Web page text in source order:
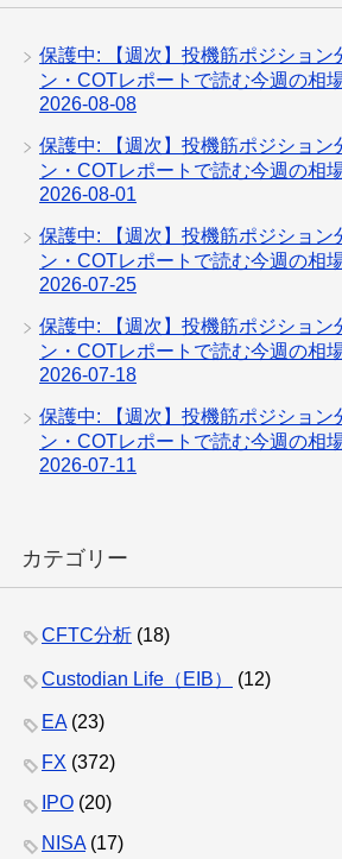
保護中: 【週次】投機筋ポジション
ン・COTレポートで読む今週の相
2026-08-08
保護中: 【週次】投機筋ポジション
ン・COTレポートで読む今週の相
2026-08-01
保護中: 【週次】投機筋ポジション
ン・COTレポートで読む今週の相
2026-07-25
保護中: 【週次】投機筋ポジション
ン・COTレポートで読む今週の相
2026-07-18
保護中: 【週次】投機筋ポジション
ン・COTレポートで読む今週の相
2026-07-11
カテゴリー
CFTC分析 (18)
Custodian Life（EIB） (12)
EA(23)
FX (372)
IPO (20)
NISA(17)